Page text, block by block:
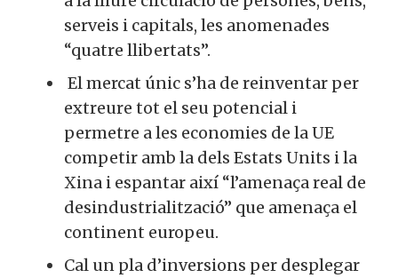
serveis i capitals, les anomenades
“quatre llibertats”.
El mercat únic s’ha de reinventar per
extreure tot el seu potencial i
permetre a les economies de la UE
competir amb la dels Estats Units i la
Xina i espantar així “l’amenaça real de
desindustrialització” que amenaça el
continent europeu.
Cal un pla d’inversions per desplegar